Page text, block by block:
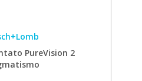
PureVision 2